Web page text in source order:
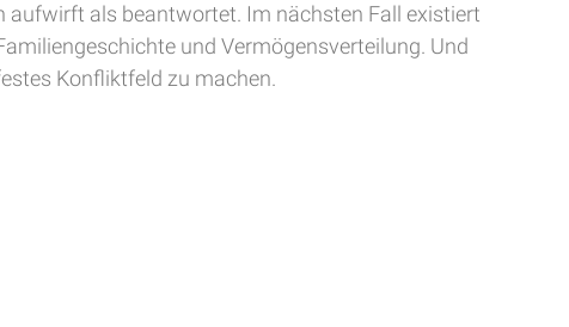
aufwirft als beantwortet. Im nächsten Fall existiert
und Vermögensverteilung. Und
Konfliktfeld zu machen.